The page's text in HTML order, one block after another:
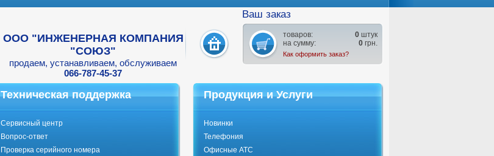
ООО "ИНЖЕНЕРНАЯ КОМПАНИЯ
"СОЮЗ"
продаем, устанавливаем, обслуживаем
066-787-45-37
Ваш заказ
товаров: 0 штук
на сумму:
0 грн.
Как оформить заказ?
Техническая поддержка Продукция и Услуги
Сервисный центр
Вопрос-ответ
Проверка серийного номера
Новинки
Телефония
Офисные АТС